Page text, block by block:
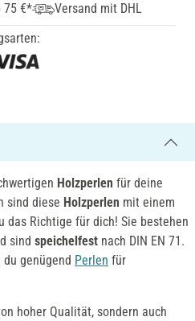
75 €*
Versand mit DHL
Holzperlen für deine
sind diese Holzperlen mit einem
das Richtige für dich! Sie bestehen
sind speichelfest nach DIN EN 71.
genügend Perlen für
hoher Qualität, sondern auch